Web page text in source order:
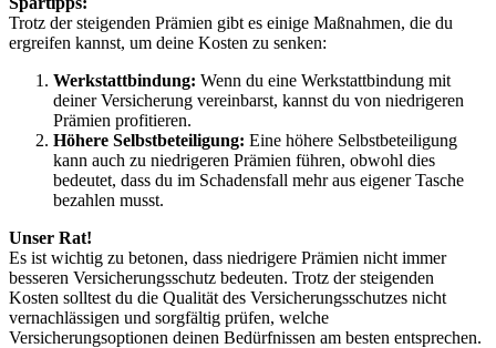
Trotz der steigenden Prämien gibt es einige Maßnahmen, die du
ergreifen kannst, um deine Kosten zu senken:
Werkstattbindung: Wenn du eine Werkstattbindung mit
deiner Versicherung vereinbarst, kannst du von niedrigeren
Prämien profitieren.
Höhere Selbstbeteiligung: Eine höhere Selbstbeteiligung
kann auch zu niedrigeren Prämien führen, obwohl dies
bedeutet, dass du im Schadensfall mehr aus eigener Tasche
bezahlen musst.
Unser Rat!
Es ist wichtig zu betonen, dass niedrigere Prämien nicht immer
besseren Versicherungsschutz bedeuten. Trotz der steigenden
Kosten solltest du die Qualität des Versicherungsschutzes nicht
vernachlässigen und sorgfältig prüfen, welche
Versicherungsoptionen deinen Bedürfnissen am besten entsprechen.